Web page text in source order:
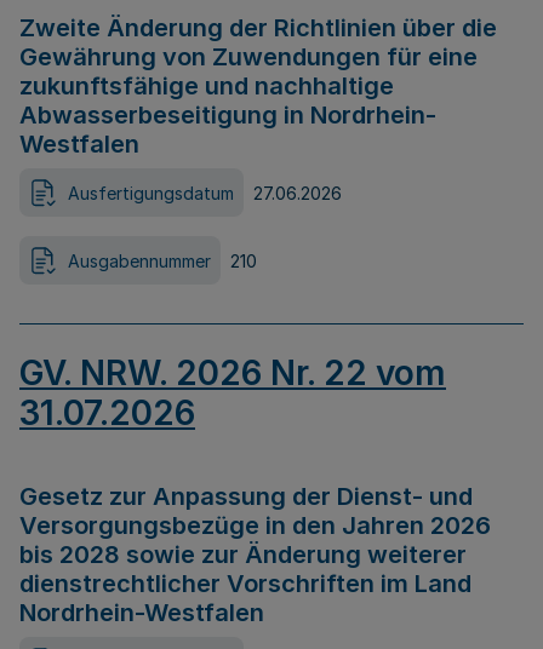
Zweite Änderung der Richtlinien über die
Gewährung von Zuwendungen für eine
zukunftsfähige und nachhaltige
Abwasserbeseitigung in Nordrhein-
Westfalen
Ausfertigungsdatum 27.06.2026
Ausgabennummer 210
GV. NRW. 2026 Nr. 22 vom
31.07.2026
Gesetz zur Anpassung der Dienst- und
Versorgungsbezüge in den Jahren 2026
bis 2028 sowie zur Änderung weiterer
dienstrechtlicher Vorschriften im Land
Nordrhein-Westfalen